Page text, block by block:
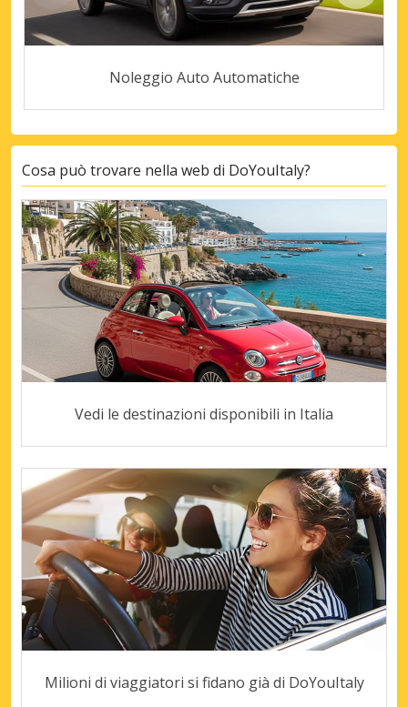
Noleggio Auto Automatiche
Cosa può trovare nella web di DoYouItaly?
Vedi le destinazioni disponibili in Italia
Milioni di viaggiatori si fidano già di DoYouItaly